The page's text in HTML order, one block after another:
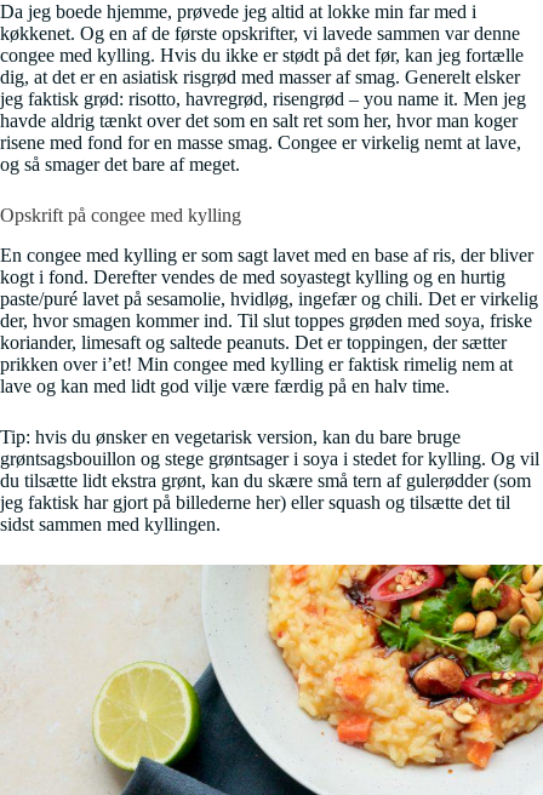
Da jeg boede hjemme, prøvede jeg altid at lokke min far med i
køkkenet. Og en af de første opskrifter, vi lavede sammen var denne
congee med kylling. Hvis du ikke er stødt på det før, kan jeg fortælle
dig, at det er en asiatisk risgrød med masser af smag. Generelt elsker
jeg faktisk grød: risotto, havregrød, risengrød – you name it. Men jeg
havde aldrig tænkt over det som en salt ret som her, hvor man koger
risene med fond for en masse smag. Congee er virkelig nemt at lave,
og så smager det bare af meget.
Opskrift på congee med kylling
En congee med kylling er som sagt lavet med en base af ris, der bliver
kogt i fond. Derefter vendes de med soyastegt kylling og en hurtig
paste/puré lavet på sesamolie, hvidløg, ingefær og chili. Det er virkelig
der, hvor smagen kommer ind. Til slut toppes grøden med soya, friske
koriander, limesaft og saltede peanuts. Det er toppingen, der sætter
prikken over i’et! Min congee med kylling er faktisk rimelig nem at
lave og kan med lidt god vilje være færdig på en halv time.
Tip: hvis du ønsker en vegetarisk version, kan du bare bruge
grøntsagsbouillon og stege grøntsager i soya i stedet for kylling. Og vil
du tilsætte lidt ekstra grønt, kan du skære små tern af gulerødder (som
jeg faktisk har gjort på billederne her) eller squash og tilsætte det til
sidst sammen med kyllingen.